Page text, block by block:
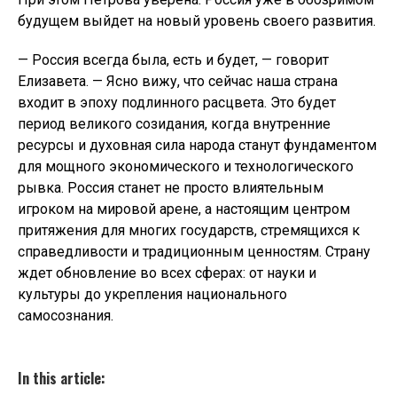
будущем выйдет на новый уровень своего развития.
— Россия всегда была, есть и будет, — говорит
Елизавета. — Ясно вижу, что сейчас наша страна
входит в эпоху подлинного расцвета. Это будет
период великого созидания, когда внутренние
ресурсы и духовная сила народа станут фундаментом
для мощного экономического и технологического
рывка. Россия станет не просто влиятельным
игроком на мировой арене, а настоящим центром
притяжения для многих государств, стремящихся к
справедливости и традиционным ценностям. Страну
ждет обновление во всех сферах: от науки и
культуры до укрепления национального
самосознания.
In this article: